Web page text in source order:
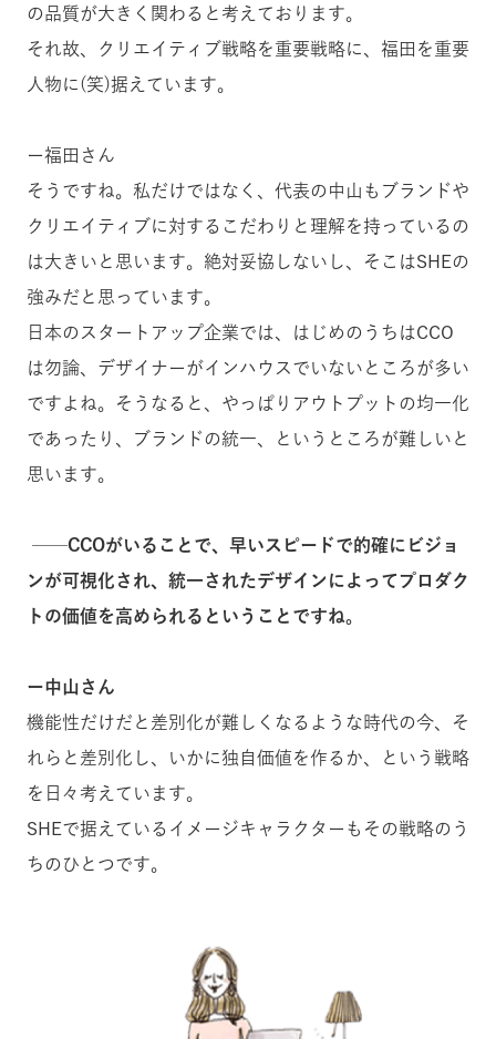
の品質が大きく関わると考えております。
それ故、クリエイティブ戦略を重要戦略に、福田を重要
人物に(笑)据えています。
ー福田さん
そうですね。私だけではなく、代表の中山もブランドや
クリエイティブに対するこだわりと理解を持っているの
は大きいと思います。絶対妥協しないし、そこはSHEの
強みだと思っています。
日本のスタートアップ企業では、はじめのうちはCCO
は勿論、デザイナーがインハウスでいないところが多い
ですよね。そうなると、やっぱりアウトプットの均一化
であったり、ブランドの統一、というところが難しいと
思います。
──CCOがいることで、早いスピードで的確にビジョ
ンが可視化され、統一されたデザインによってプロダク
トの価値を高められるということですね。
ー中山さん
機能性だけだと差別化が難しくなるような時代の今、そ
れらと差別化し、いかに独自価値を作るか、という戦略
を日々考えています。
SHEで据えているイメージキャラクターもその戦略のう
ちのひとつです。